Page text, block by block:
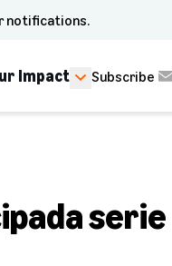
notifications.
Impact Subscribe
serie